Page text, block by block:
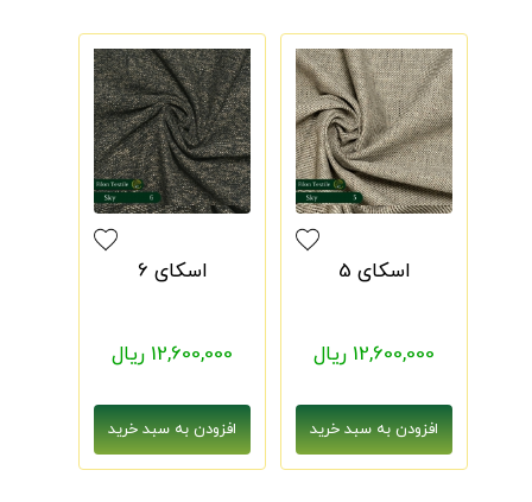
اسکای 5
12,600,000 ریال
اسکای 6
12,600,000 ریال